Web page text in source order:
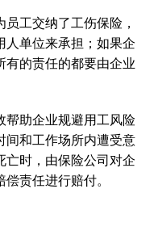
工交纳了工伤保险，
人单位来承担；如果企
有的责任的都要由企业
帮助企业规避用工风险
间和工作场所内遭受意
亡时，由保险公司对企
责任进行赔付。